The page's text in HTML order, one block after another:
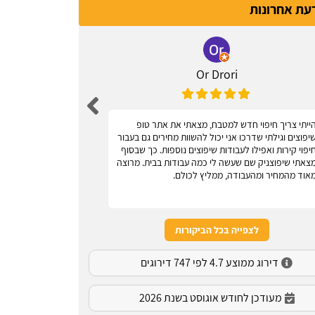
אחרונות
Or Drori
הייתי צריך חיפוי חדש למטבח, מצאתי את אתר טופ
שיפוצים וגילתי שדרכו אני יכול להשוות מחירים גם בעבור
חיפוי קירות ואפילו לעבודות שיפוצים נוספות. כך שבסוף
שיפוצניק שם שעשה לי כמה עבודות בבית. מרוצה
מהמחיר ומהעבודה, ממליץ לכולם.
לצפייה בכל הביקורות
דירוג ממוצע 4.7 לפי 747 דירוגים
מעודכן לחודש אוגוסט בשנת 2026